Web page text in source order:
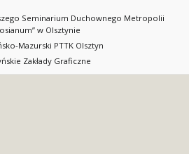
Seminarium Duchownego Metropolii
w Olsztynie
Mazurski PTTK Olsztyn
Zakłady Graficzne